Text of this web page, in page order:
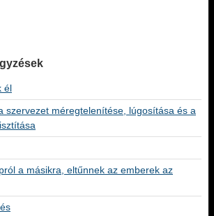
él
szervezet méregtelenítése, lúgosítása és a
a másikra, eltűnnek az emberek az